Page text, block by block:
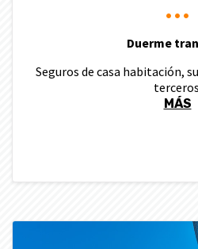
Duerme
Seguros de casa habitación,
MÁS